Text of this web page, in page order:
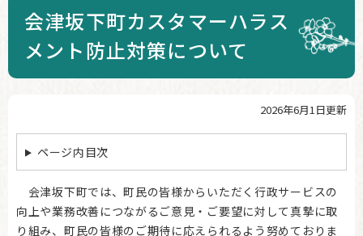
会津坂下町カスタマーハラス
メント防止対策について
2026年6月1日更新
ページ内目次
会津坂下町では、町民の皆様からいただく行政サービスの
向上や業務改善につながるご意見・ご要望に対して真摯に取
り組み、町民の皆様のご期待に応えられるよう努めておりま